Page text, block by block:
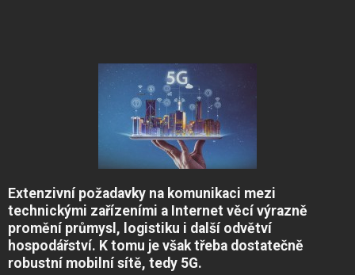
Extenzivní požadavky na komunikaci mezi
technickými zařízeními a Internet věcí výrazně
promění průmysl, logistiku i další odvětví
hospodářství. K tomu je však třeba dostatečně
robustní mobilní sítě, tedy 5G.